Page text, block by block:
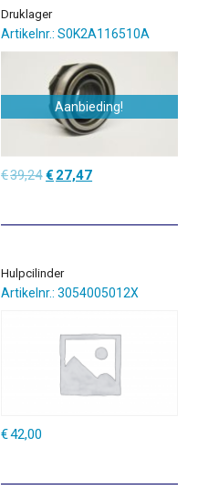
Druklager
Artikelnr.: S0K2A116510A
Aanbieding!
€39,24 Oorspronkelijke
€39,24.
€ 27,47Huidige
€27,47.
Hulpcilinder
Artikelnr.: 3054005012X
€42,00